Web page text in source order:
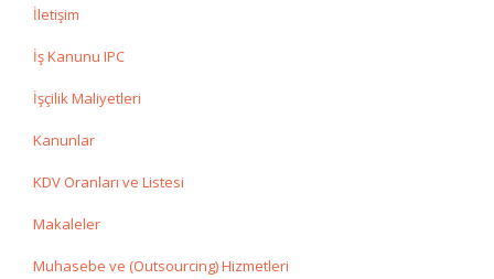
İletişim
İş Kanunu IPC
İşçilik Maliyetleri
Kanunlar
KDV Oranları ve Listesi
Makaleler
Muhasebe ve (Outsourcing) Hizmetleri